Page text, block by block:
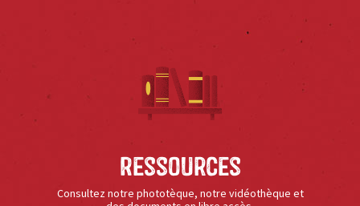
Ressources
Consultez notre phototèque, notre vidéothèque et